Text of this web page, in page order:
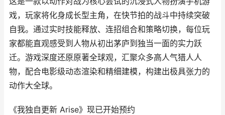
戏，玩家将化身成长型主角，在快节拍的战斗中持续突破
自我。通过实时技能释放、连招组合和策略切换，每位玩
家都能直观感受到人物从初出茅庐到独当一面的实力跃
迁。游戏深度还原原著全球观，汇聚众多高人气猎人人
物，配合电影级动态渲染和精细建模，构建出极具张力的
动作大全球。
《我独自更新 Arise》现已开始预约